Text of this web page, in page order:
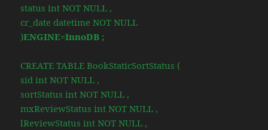
status int NOT NULL ,
cr_date datetime NOT NULL
)ENGINE=InnoDB ;
CREATE TABLE BookStaticSortStatus (
sid int NOT NULL ,
sortStatus int NOT NULL ,
mxReviewStatus int NOT NULL ,
lReviewStatus int NOT NULL ,